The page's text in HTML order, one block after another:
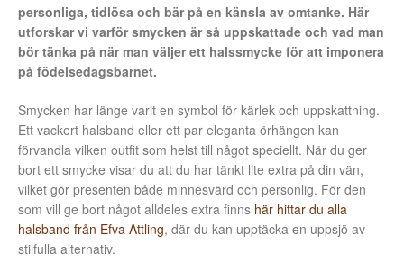
personliga, tidlösa och bär på en känsla av omtanke. Här
utforskar vi varför smycken är så uppskattade och vad man
bör tänka på när man väljer ett halssmycke för att imponera
på födelsedagsbarnet.
Smycken har länge varit en symbol för kärlek och uppskattning.
Ett vackert halsband eller ett par eleganta örhängen kan
förvandla vilken outfit som helst till något speciellt. När du ger
bort ett smycke visar du att du har tänkt lite extra på din vän,
vilket gör presenten både minnesvärd och personlig. För den
som vill ge bort något alldeles extra finns här hittar du alla
halsband från Efva Attling, där du kan upptäcka en uppsjö av
stilfulla alternativ.